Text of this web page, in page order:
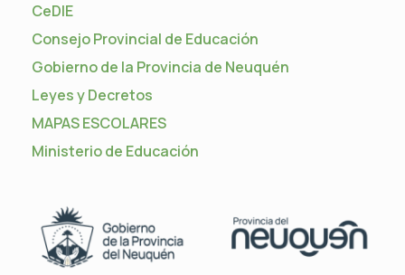
CeDIE
Consejo Provincial de Educación
Gobierno de la Provincia de Neuquén
Leyes y Decretos
MAPAS ESCOLARES
Ministerio de Educación